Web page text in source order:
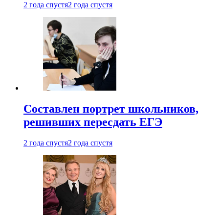
2 года спустя2 года спустя
Составлен портрет школьников,
решивших пересдать ЕГЭ
2 года спустя2 года спустя